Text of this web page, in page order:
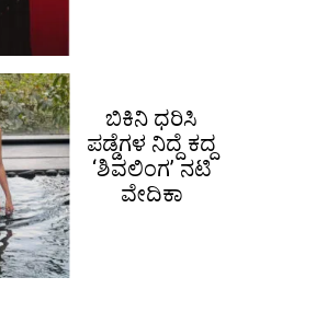
ಬಿಕಿನಿ ಧರಿಸಿ
ಪಡ್ಡೆಗಳ ನಿದ್ದೆ ಕದ್ದ
‘ಶಿವಲಿಂಗ’ ನಟಿ
ವೇದಿಕಾ